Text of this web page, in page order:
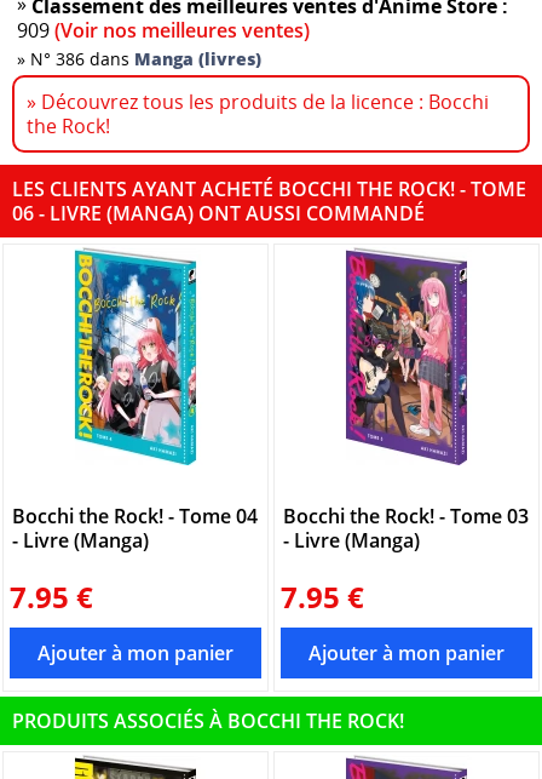
Classement des meilleures ventes d'Anime Store :
909(Voir nos meilleures ventes)
» N° 386 dans Manga (livres)
» Découvrez tous les produits de la licence : Bocchi
the Rock!
LES CLIENTS AYANT ACHETÉ BOCCHI THE ROCK! - TOME
06 - LIVRE (MANGA) ONT AUSSI COMMANDÉ
Bocchi the Rock! - Tome 04
- Livre (Manga)
7.95 €
Bocchi the Rock! - Tome 03
- Livre (Manga)
7.95 €
PRODUITS ASSOCIÉS À BOCCHI THE ROCK!